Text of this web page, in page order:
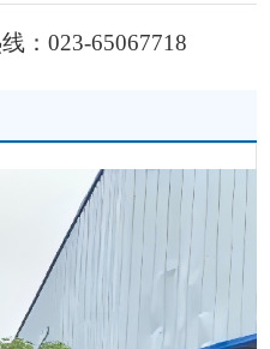
：023-65067718